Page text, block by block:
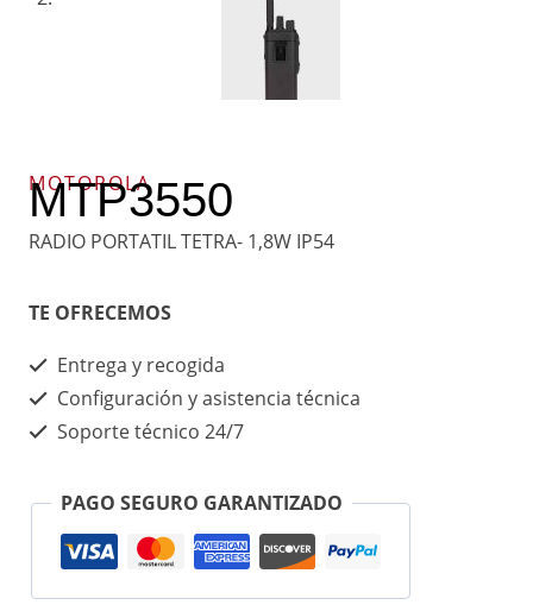
MOTOROLA
MTP3550
RADIO PORTATIL TETRA- 1,8W IP54
TE OFRECEMOS
Entrega y recogida
Configuración y asistencia técnica
Soporte técnico 24/7
PAGO SEGURO GARANTIZADO